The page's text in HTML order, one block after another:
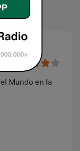
Mundo en la